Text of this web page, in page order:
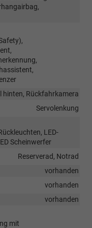
hinten, Rückfahrkamera
Servolenkung
LED-
Scheinwerfer
Reserverad, Notrad
vorhanden
vorhanden
vorhanden
mit